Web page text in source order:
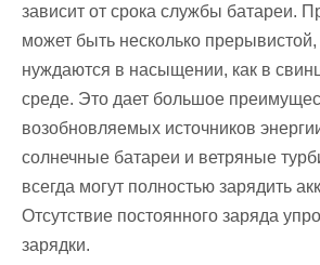
зависит от срока службы батареи.
может быть несколько
нуждаются в насыщении, как в
среде. Это дает большое
возобновляемых источников
солнечные батареи и ветряные
всегда могут полностью зарядить
Отсутствие постоянного заряда
зарядки.